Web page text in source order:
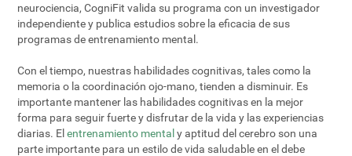
neurociencia, CogniFit valida su programa con un investigador
independiente y publica estudios sobre la eficacia de sus
programas de entrenamiento mental.
Con el tiempo, nuestras habilidades cognitivas, tales como la
memoria o la coordinación ojo-mano, tienden a disminuir. Es
importante mantener las habilidades cognitivas en la mejor
forma para seguir fuerte y disfrutar de la vida y las experiencias
diarias. Elentrenamiento mental y aptitud del cerebro son una
parte importante para un estilo de vida saludable en el debe